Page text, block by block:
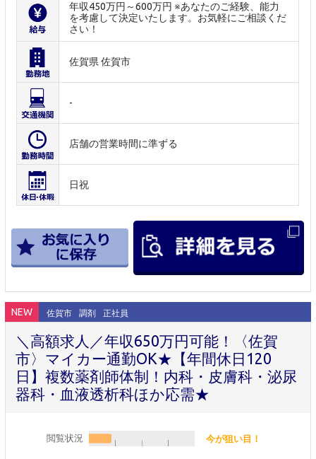
年収450万円～600万円 ※あなたのご経験、能力
を考慮して決定いたします。お気軽にご相談くだ
さい！
佐賀県 佐賀市
-
店舗の営業時間に準ずる
日祝
NEW 佐賀市 調剤 正社員
＼高額求人／年収650万円可能！〈佐賀
市〉マイカー通勤OK★【年間休日120
日】複数薬剤師体制！内科・皮膚科・泌尿
器科・血液透析科ほか応需★
閲覧状況 今が狙い目！